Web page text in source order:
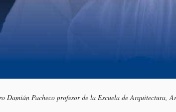
Damián Pacheco profesor de la Escuela de Arquitectura,